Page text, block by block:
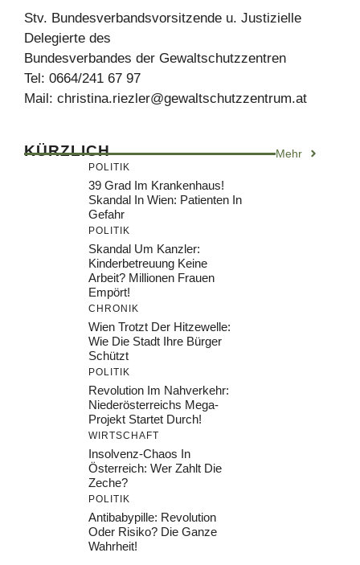
Stv. Bundesverbandsvorsitzende u. Justizielle
Delegierte des
Bundesverbandes der Gewaltschutzzentren
Tel: 0664/241 67 97
Mail: christina.riezler@gewaltschutzzentrum.at
KÜRZLICH Mehr
POLITIK
39 Grad Im Krankenhaus!
Skandal In Wien: Patienten In
Gefahr
POLITIK
Skandal Um Kanzler:
Kinderbetreuung Keine
Arbeit? Millionen Frauen
Empört!
CHRONIK
Wien Trotzt Der Hitzewelle:
Wie Die Stadt Ihre Bürger
Schützt
POLITIK
Revolution Im Nahverkehr:
Niederösterreichs Mega-
Projekt Startet Durch!
WIRTSCHAFT
Insolvenz-Chaos In
Österreich: Wer Zahlt Die
Zeche?
POLITIK
Antibabypille: Revolution
Oder Risiko? Die Ganze
Wahrheit!